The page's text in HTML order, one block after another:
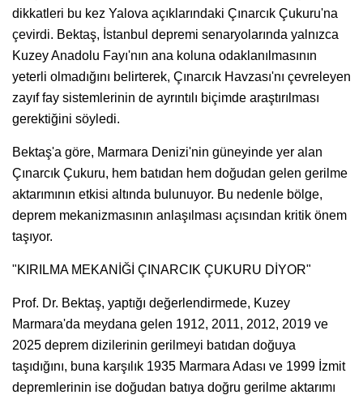
dikkatleri bu kez Yalova açıklarındaki Çınarcık Çukuru'na
çevirdi. Bektaş, İstanbul depremi senaryolarında yalnızca
Kuzey Anadolu Fayı'nın ana koluna odaklanılmasının
yeterli olmadığını belirterek, Çınarcık Havzası'nı çevreleyen
zayıf fay sistemlerinin de ayrıntılı biçimde araştırılması
gerektiğini söyledi.
Bektaş'a göre, Marmara Denizi'nin güneyinde yer alan
Çınarcık Çukuru, hem batıdan hem doğudan gelen gerilme
aktarımının etkisi altında bulunuyor. Bu nedenle bölge,
deprem mekanizmasının anlaşılması açısından kritik önem
taşıyor.
"KIRILMA MEKANİĞİ ÇINARCIK ÇUKURU DİYOR"
Prof. Dr. Bektaş, yaptığı değerlendirmede, Kuzey
Marmara'da meydana gelen 1912, 2011, 2012, 2019 ve
2025 deprem dizilerinin gerilmeyi batıdan doğuya
taşıdığını, buna karşılık 1935 Marmara Adası ve 1999 İzmit
depremlerinin ise doğudan batıya doğru gerilme aktarımı